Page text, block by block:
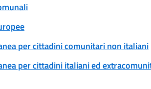
per cittadini comunitari non italiani
per cittadini italiani ed